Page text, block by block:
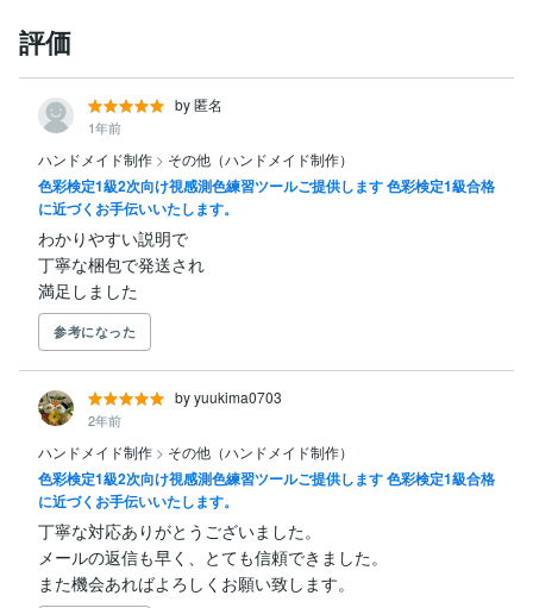
評価
by 匿名
1年前
ハンドメイド制作 > その他（ハンドメイド制作）
色彩検定1級2次向け視感測色練習ツールご提供します 色彩検定1級合格
に近づくお手伝いいたします。
わかりやすい説明で
丁寧な梱包で発送され
満足しました
参考になった
by yuukima0703
2年前
ハンドメイド制作 > その他（ハンドメイド制作）
色彩検定1級2次向け視感測色練習ツールご提供します 色彩検定1級合格
に近づくお手伝いいたします。
丁寧な対応ありがとうございました。
メールの返信も早く、とても信頼できました。
また機会あればよろしくお願い致します。